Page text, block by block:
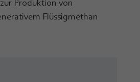
Produktion von
Flüssigmethan